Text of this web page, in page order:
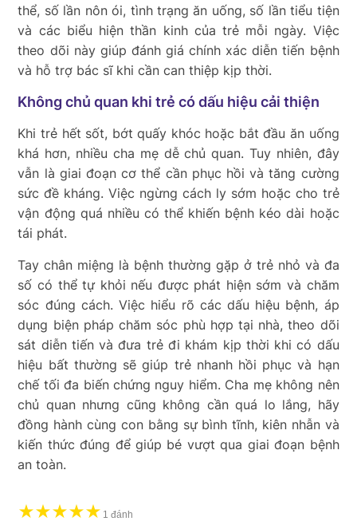
thể, số lần nôn ói, tình trạng ăn uống, số lần tiểu tiện
và các biểu hiện thần kinh của trẻ mỗi ngày. Việc
theo dõi này giúp đánh giá chính xác diễn tiến bệnh
và hỗ trợ bác sĩ khi cần can thiệp kịp thời.
Không chủ quan khi trẻ có dấu hiệu cải thiện
Khi trẻ hết sốt, bớt quấy khóc hoặc bắt đầu ăn uống
khá hơn, nhiều cha mẹ dễ chủ quan. Tuy nhiên, đây
vẫn là giai đoạn cơ thể cần phục hồi và tăng cường
sức đề kháng. Việc ngừng cách ly sớm hoặc cho trẻ
vận động quá nhiều có thể khiến bệnh kéo dài hoặc
tái phát.
Tay chân miệng là bệnh thường gặp ở trẻ nhỏ và đa
số có thể tự khỏi nếu được phát hiện sớm và chăm
sóc đúng cách. Việc hiểu rõ các dấu hiệu bệnh, áp
dụng biện pháp chăm sóc phù hợp tại nhà, theo dõi
sát diễn tiến và đưa trẻ đi khám kịp thời khi có dấu
hiệu bất thường sẽ giúp trẻ nhanh hồi phục và hạn
chế tối đa biến chứng nguy hiểm. Cha mẹ không nên
chủ quan nhưng cũng không cần quá lo lắng, hãy
đồng hành cùng con bằng sự bình tĩnh, kiên nhẫn và
kiến thức đúng để giúp bé vượt qua giai đoạn bệnh
an toàn.
★★★★★ 1 đánh